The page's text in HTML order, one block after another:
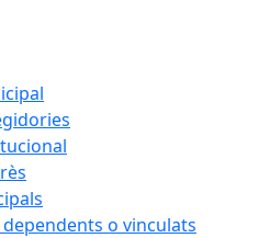
o vinculats